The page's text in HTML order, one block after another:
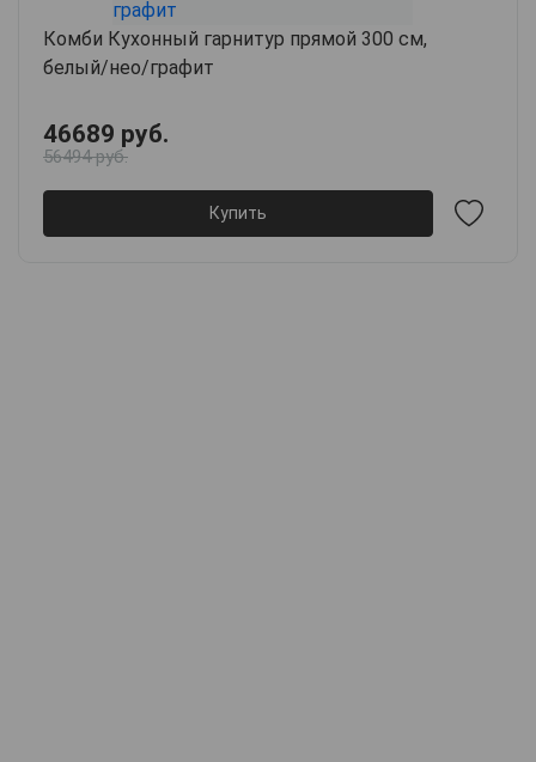
Комби Кухонный гарнитур прямой 300 см,
белый/нео/графит
46689 руб.
56494 руб.
Купить